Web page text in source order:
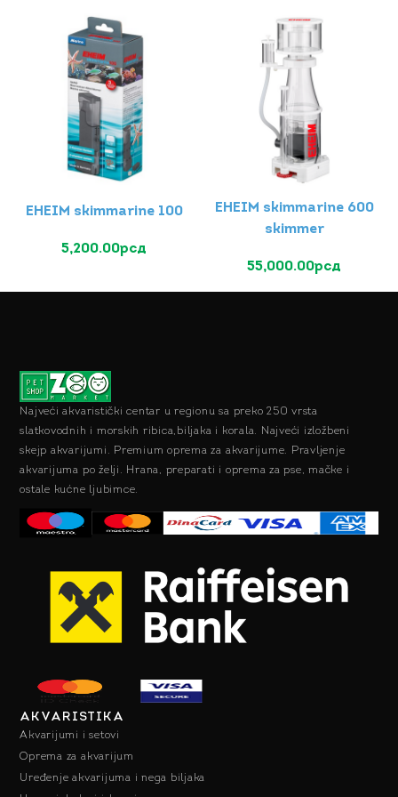
EHEIM skimmarine 100
5,200.00рсд
EHEIM skimmarine 600
skimmer
55,000.00рсд
Najveći akvaristički centar u regionu sa preko 250 vrsta
slatkovodnih i morskih ribica,biljaka i korala. Najveći izložbeni
skejp akvarijumi. Premium oprema za akvarijume. Pravljenje
akvarijuma po želji. Hrana, preparati i oprema za pse, mačke i
ostale kućne ljubimce.
AKVARISTIKA
Akvarijumi i setovi
Oprema za akvarijum
Uređenje akvarijuma i nega biljaka